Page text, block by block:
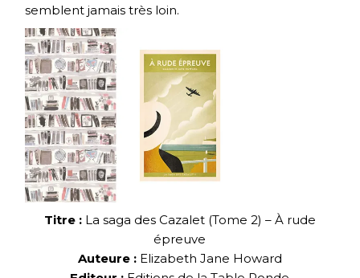
semblent jamais très loin.
Titre :La saga des Cazalet (Tome 2) – À rude
épreuve
Auteure :Elizabeth Jane Howard